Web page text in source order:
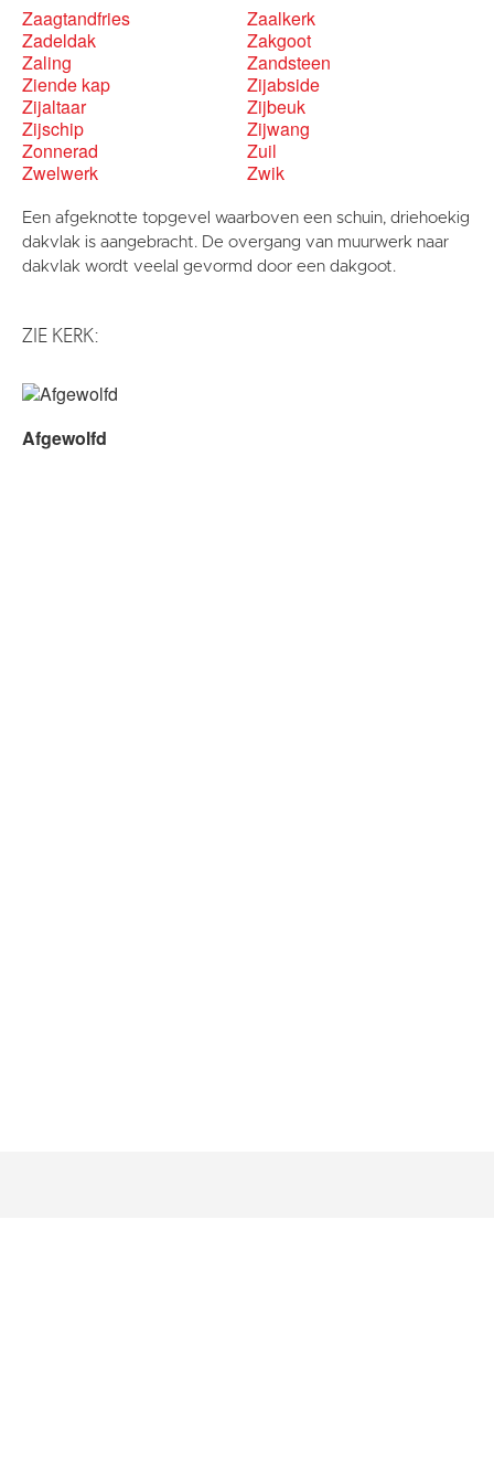
Zaagtandfries
Zaalkerk
Zadeldak
Zakgoot
Zaling
Zandsteen
Ziende kap
Zijabside
Zijaltaar
Zijbeuk
Zijschip
Zijwang
Zonnerad
Zuil
Zwelwerk
Zwik
Een afgeknotte topgevel waarboven een schuin, driehoekig
dakvlak is aangebracht. De overgang van muurwerk naar
dakvlak wordt veelal gevormd door een dakgoot.
ZIE KERK:
Afgewolfd